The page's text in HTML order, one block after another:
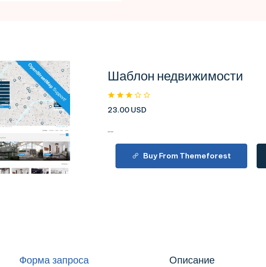
Шаблон недвижимости
23.00 USD
....
Buy From Themeforest
Форма запроса Описание